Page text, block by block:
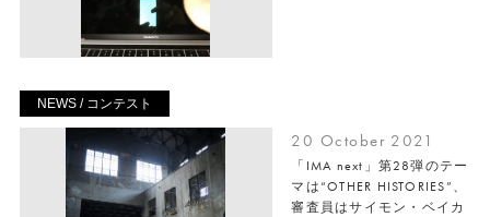
NEWS / コンテスト
20 October 2021
「IMA next」第28弾のテー
マは“OTHER HISTORIES”、
審査員はサイモン・ベイカ